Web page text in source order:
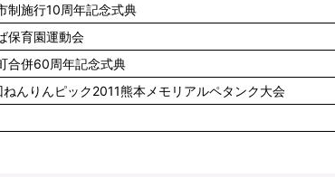
制施行10周年記念式典
保育園運動会
合併60周年記念式典
んりんピック2011熊本メモリアルペタンク大会